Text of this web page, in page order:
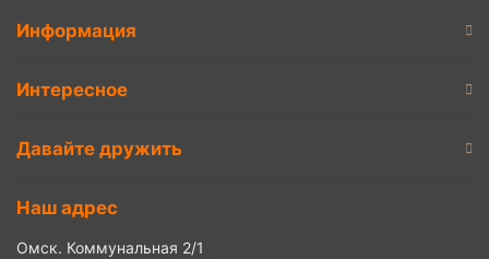
Информация
Интересное
Давайте дружить
Наш адрес
Омск. Коммунальная 2/1